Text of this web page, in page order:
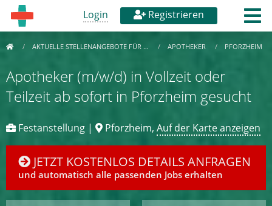
Login Registrieren
AKTUELLE STELLENANGEBOTE FÜR … APOTHEKER PFORZHEIM
Apotheker (m/w/d) in Vollzeit oder
Teilzeit ab sofort in Pforzheim gesucht
Festanstellung | Pforzheim, Auf der Karte anzeigen
JETZT KOSTENLOS DETAILS ANFRAGEN
und automatisch alle passenden Jobs erhalten